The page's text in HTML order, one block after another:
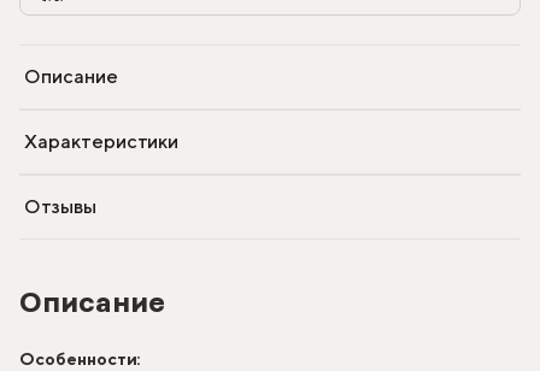
Описание
Особенности:
Описание
Характеристики
Отзывы